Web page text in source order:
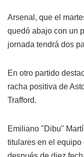
Arsenal, que el
quedó abajo con un
jornada tendrá dos
En otro partido
racha positiva de
Trafford.
Emiliano "Dibu"
titulares en el